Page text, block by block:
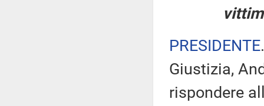
PRESIDENTE
Giustizia,
rispondere